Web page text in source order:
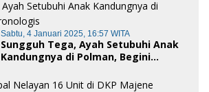
Sabtu, 4 Januari 2025, 16:57 WITA
Sungguh Tega, Ayah Setubuhi Anak
Kandungnya di Polman, Begini